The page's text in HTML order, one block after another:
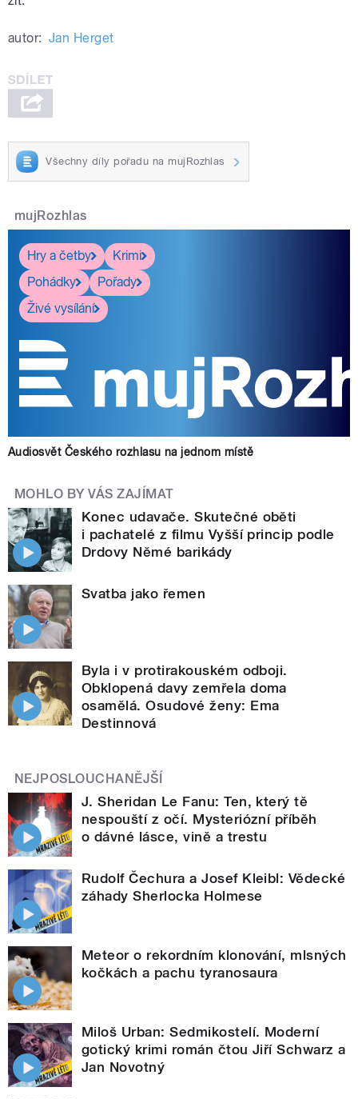
autor: Jan Herget
Všechny díly pořadu na mujRozhlas
mujRozhlas
Hry a četby
Krimi
Pohádky
Pořady
Živé vysílání
Audiosvět Českého rozhlasu na jednom místě
MOHLO BY VÁS ZAJÍMAT
Konec udavače. Skutečné oběti
i pachatelé z filmu Vyšší princip podle
Drdovy Němé barikády
Svatba jako řemen
Byla i v protirakouském odboji.
Obklopená davy zemřela doma
osamělá. Osudové ženy: Ema
Destinnová
NEJPOSLOUCHANĚJŠÍ
J. Sheridan Le Fanu: Ten, který tě
nespouští z očí. Mysteriózní příběh
o dávné lásce, vině a trestu
Rudolf Čechura a Josef Kleibl: Vědecké
záhady Sherlocka Holmese
Meteor o rekordním klonování, mlsných
kočkách a pachu tyranosaura
Miloš Urban: Sedmikostelí. Moderní
gotický krimi román čtou Jiří Schwarz a
Jan Novotný